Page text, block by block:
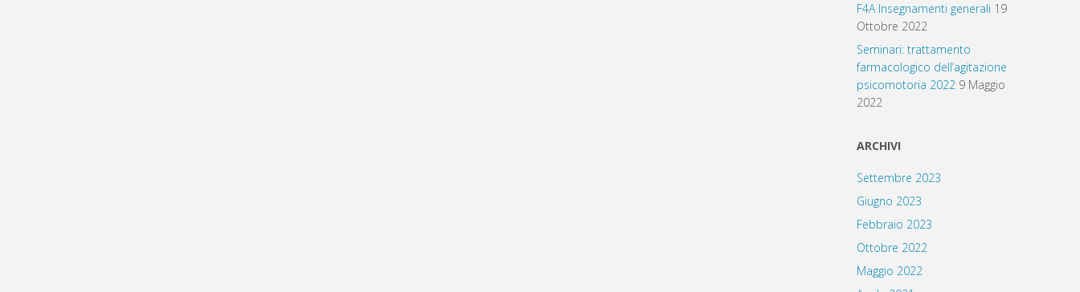
F4A Insegnamenti generali 19
Ottobre 2022
Seminari: trattamento
farmacologico dell’agitazione
psicomotoria 2022 9 Maggio
2022
ARCHIVI
Settembre 2023
Giugno 2023
Febbraio 2023
Ottobre 2022
Maggio 2022